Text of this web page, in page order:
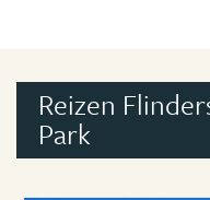
Reizen
Park